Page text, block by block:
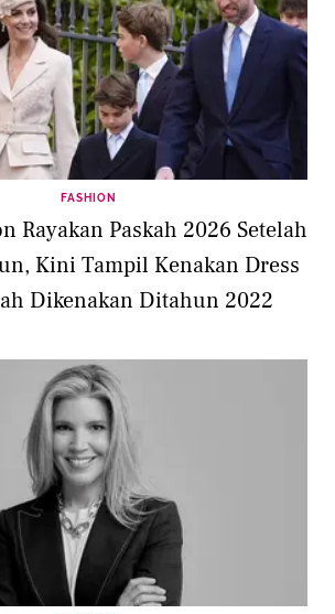
FASHION
Rayakan Paskah 2026 Setelah
Kini Tampil Kenakan Dress
Dikenakan Ditahun 2022